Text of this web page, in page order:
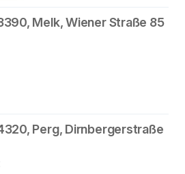
Melk, Wiener Straße 85
Perg, Dirnbergerstraße